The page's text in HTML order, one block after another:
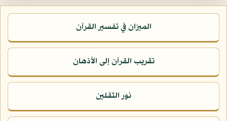
الميزان في تفسير القرآن
تقريب القرآن إلى الأذهان
نور الثقلين